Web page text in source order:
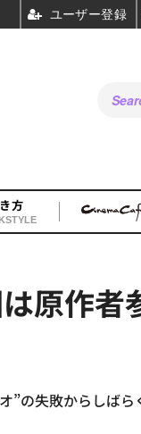
方
原作者
”の失敗からしば
ユーザー登録